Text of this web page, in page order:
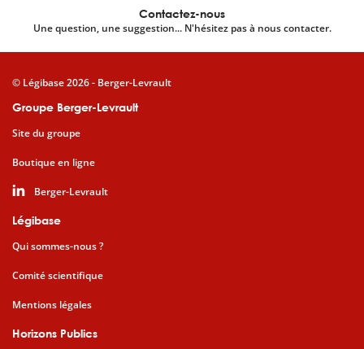
Contactez-nous
Une question, une suggestion... N'hésitez pas à nous contacter.
Groupe Berger-Levrault
Site du groupe
Boutique en ligne
Berger-Levrault
Légibase
Qui sommes-nous ?
Comité scientifique
Mentions légales
Horizons Publics
© Légibase 2026 - Berger-Levrault